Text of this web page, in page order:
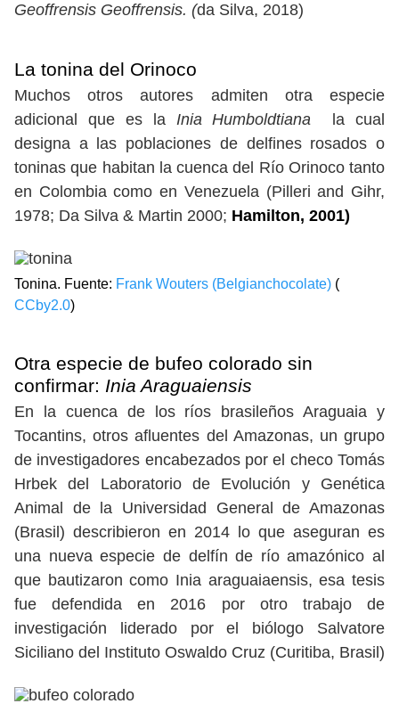
Geoffrensis Geoffrensis. (da Silva, 2018)
La tonina del Orinoco
Muchos otros autores admiten otra especie
adicional que es la Inia Humboldtiana la cual
designa a las poblaciones de delfines rosados o
toninas que habitan la cuenca del Río Orinoco tanto
en Colombia como en Venezuela (Pilleri and Gihr,
1978; Da Silva & Martin 2000; Hamilton, 2001)
Tonina. Fuente: Frank Wouters (Belgianchocolate) (
CCby2.0)
Otra especie de bufeo colorado sin
confirmar: Inia Araguaiensis
En la cuenca de los ríos brasileños Araguaia y
Tocantins, otros afluentes del Amazonas, un grupo
de investigadores encabezados por el checo Tomás
Hrbek del Laboratorio de Evolución y Genética
Animal de la Universidad General de Amazonas
(Brasil) describieron en 2014 lo que aseguran es
una nueva especie de delfín de río amazónico al
que bautizaron como Inia araguaiaensis, esa tesis
fue defendida en 2016 por otro trabajo de
investigación liderado por el biólogo Salvatore
Siciliano del Instituto Oswaldo Cruz (Curitiba, Brasil)